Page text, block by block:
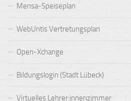
Mensa-Speiseplan
WebUntis Vertretungsplan
Open-Xchange
Bildungslogin (Stadt Lübeck)
Virtuelles Lehrer:innenzimmer